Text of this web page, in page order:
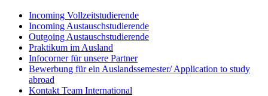
Incoming Vollzeitstudierende
Incoming Austauschstudierende
Outgoing Austauschstudierende
Praktikum im Ausland
Infocorner für unsere Partner
Bewerbung für ein Auslandssemester/ Application to study
abroad
Kontakt Team International